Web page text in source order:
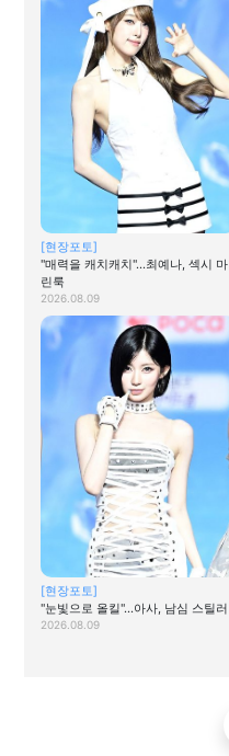
[현장포토]
"매력을 캐치캐치"…최예나, 섹시 마
린룩
2026.08.09
[현장포토]
"눈빛으로 올킬"…아사, 남심 스틸러
2026.08.09